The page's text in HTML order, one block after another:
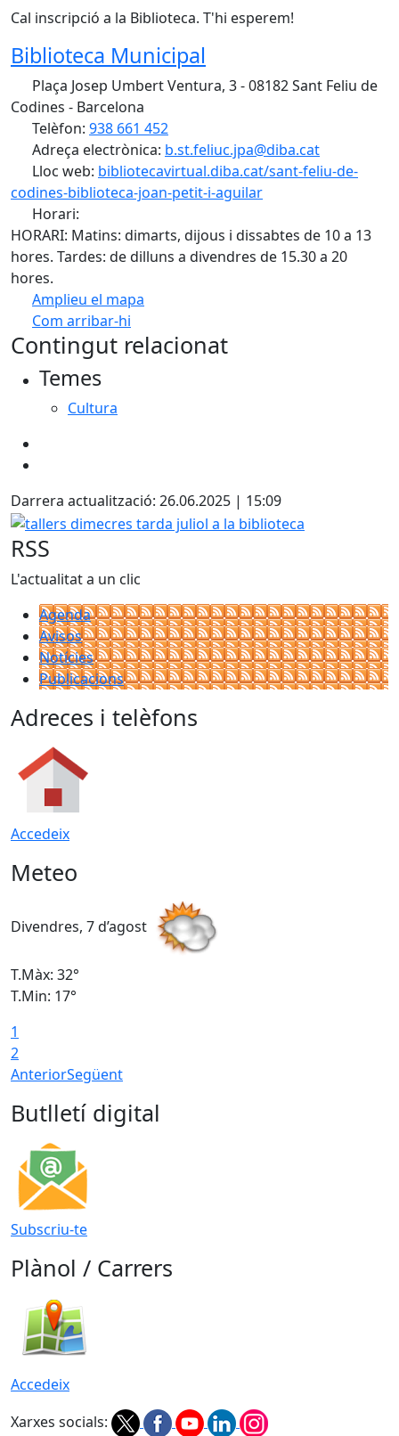
Cal inscripció a la Biblioteca. T'hi esperem!
Biblioteca Municipal
Plaça Josep Umbert Ventura, 3 - 08182 Sant Feliu de
Codines - Barcelona
Telèfon: 938 661 452
Adreça electrònica: b.st.feliuc.jpa@diba.cat
Lloc web: bibliotecavirtual.diba.cat/sant-feliu-de-
codines-biblioteca-joan-petit-i-aguilar
Horari:
HORARI: Matins: dimarts, dijous i dissabtes de 10 a 13
hores. Tardes: de dilluns a divendres de 15.30 a 20
hores.
Amplieu el mapa
Com arribar-hi
+
Contingut relacionat
Temes
Cultura
Darrera actualització: 26.06.2025 | 15:09
tallers dimecres tarda juliol a la biblioteca
RSS
L'actualitat a un clic
Agenda
Avisos
Notícies
Publicacions
Adreces i telèfons
Accedeix
Meteo
Divendres, 7 d’agost
T.Màx: 32°
T.Min: 17°
1
2
AnteriorSegüent
Butlletí digital
Subscriu-te
Plànol / Carrers
Accedeix
Xarxes socials: